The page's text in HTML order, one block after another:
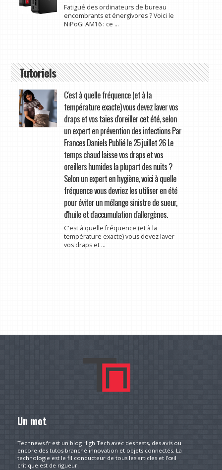
Fatigué des ordinateurs de bureau
encombrants et énergivores ? Voici le
NiPoGi AM16 : ce ...
Tutoriels
C'est à quelle fréquence (et à la
température exacte) vous devez laver vos
draps et vos taies d'oreiller cet été, selon
un expert en prévention des infections Par
Frances Daniels Publié le 25 juillet 26 Le
temps chaud laisse vos draps et vos
oreillers humides la plupart des nuits ?
Selon un expert en hygiène, voici à quelle
fréquence vous devriez les utiliser en été
pour éviter un mélange sinistre de sueur,
d'huile et d'accumulation d'allergènes.
C'est à quelle fréquence (et à la
température exacte) vous devez laver
vos draps et ...
Un mot
Technews.fr est un blog High Tech avec des tests, des avis ou
encore des tutos branché innovation et objets connectés. La
technologie est le fil conducteur de tous les articles et l’œil
critique est de rigueur.